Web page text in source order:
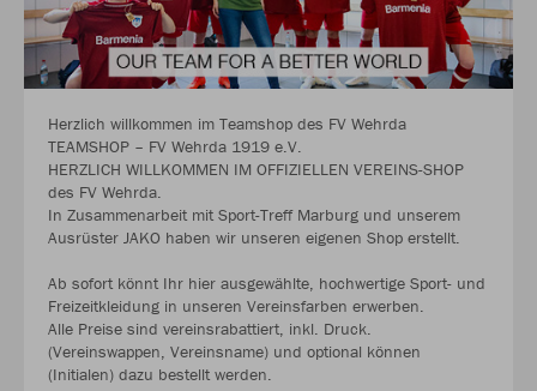
Herzlich willkommen im Teamshop des FV Wehrda
TEAMSHOP – FV Wehrda 1919 e.V.
HERZLICH WILLKOMMEN IM OFFIZIELLEN VEREINS-SHOP
des FV Wehrda.
In Zusammenarbeit mit Sport-Treff Marburg und unserem
Ausrüster JAKO haben wir unseren eigenen Shop erstellt.
Ab sofort könnt Ihr hier ausgewählte, hochwertige Sport- und
Freizeitkleidung in unseren Vereinsfarben erwerben.
Alle Preise sind vereinsrabattiert, inkl. Druck.
(Vereinswappen, Vereinsname) und optional können
(Initialen) dazu bestellt werden.